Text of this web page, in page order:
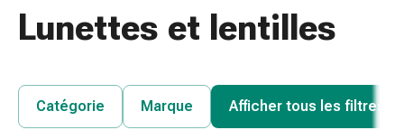
Mal
Grippe
Lunettes et lentilles
Catégorie Marque
Afficher tous les filtres